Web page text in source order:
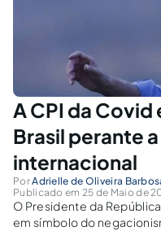
A CPI da Covid
Brasil perante
internacional
PorAdrielle de Oliveira
Publicado em 25 de Maio de
O Presidente da
em símbolo do